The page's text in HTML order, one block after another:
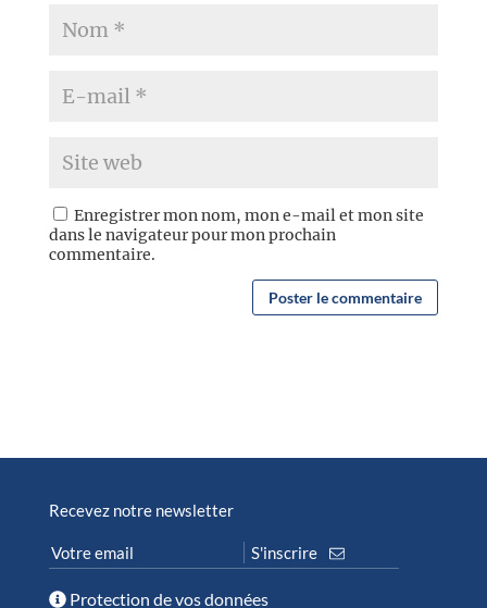
Enregistrer mon nom, mon e-mail et mon site
dans le navigateur pour mon prochain
commentaire.
Recevez notre newsletter
Protection de vos données